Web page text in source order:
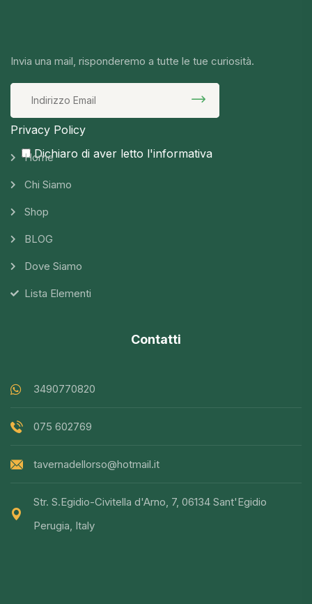
Invia una mail, risponderemo a tutte le tue curiosità.
Privacy Policy
Dichiaro di aver letto l'informativa
Home
Chi Siamo
Shop
BLOG
Dove Siamo
Lista Elementi
Contatti
3490770820
075 602769
tavernadellorso@hotmail.it
Str. S.Egidio-Civitella d'Arno, 7, 06134 Sant'Egidio
Perugia, Italy